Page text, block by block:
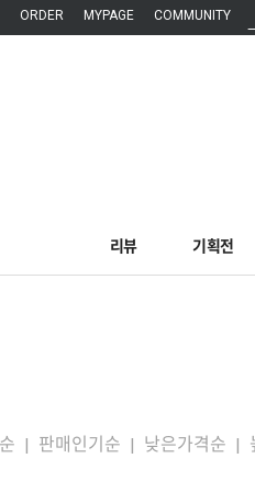
ORDER MYPAGE COMMUNITY
리뷰 기획전
판매인기순 낮은가격순